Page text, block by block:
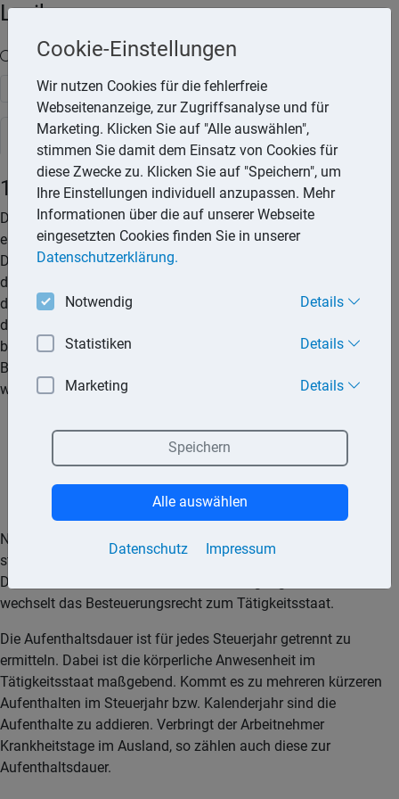
Lexika
Volltext-Suche in den Lexika
Suchen
Steuerlexikon
183-Tage-Regelung
Die 183-Tage-Regelung kann zur Anwendung kommen, wenn
ein Arbeitnehmer im Ausland tätig wird. Nach den geltenden
Doppelbesteuerungsabkommen steht das Besteuerungsrecht
der Einkünfte aus nichtselbstständiger Arbeit in der Regel
dem Tätigkeitsstaat zu. Hiervon wird abgewichen, wenn sich
der Arbeitnehmer nicht länger als 183 Tage im Steuerjahr
bzw. Kalenderjahr im Tätigkeitsstaat aufhält. Das
Besteuerungsrecht steht dann dem Ansässigkeitsstaat zu,
wenn zudem zwei weitere Voraussetzungen erfüllt sind:
Arbeitnehmers im Tätigkeitsstaat getragen,
der die Vergütung zahlende Arbeitgeber ist nicht im
Tätigkeitsstaat ansässig.
Nur wenn alle drei aufgeführten Bedingungen erfüllt sind,
steht das Besteuerungsrecht dem Wohnsitzstaat
Deutschland zu. Ist nur eine dieser Bedingungen nicht erfüllt,
wechselt das Besteuerungsrecht zum Tätigkeitsstaat.
Die Aufenthaltsdauer ist für jedes Steuerjahr getrennt zu
ermitteln. Dabei ist die körperliche Anwesenheit im
Tätigkeitsstaat maßgebend. Kommt es zu mehreren kürzeren
Aufenthalten im Steuerjahr bzw. Kalenderjahr sind die
Aufenthalte zu addieren. Verbringt der Arbeitnehmer
Krankheitstage im Ausland, so zählen auch diese zur
Aufenthaltsdauer.
Cookie-Einstellungen
Wir nutzen Cookies für die fehlerfreie
Webseitenanzeige, zur Zugriffsanalyse und für
Marketing. Klicken Sie auf "Alle auswählen",
stimmen Sie damit dem Einsatz von Cookies für
diese Zwecke zu. Klicken Sie auf "Speichern", um
Ihre Einstellungen individuell anzupassen. Mehr
Informationen über die auf unserer Webseite
eingesetzten Cookies finden Sie in unserer
Datenschutzerklärung.
Notwendig Details
Statistiken Details
Marketing Details
Datenschutz Impressum
Speichern
Alle auswählen